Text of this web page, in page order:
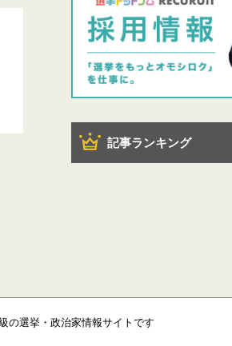
記事ランキング
の選挙・政治家情報サイトです